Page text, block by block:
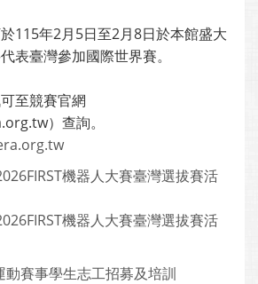
115年2月5日至2月8日於本館盛大
表臺灣參加國際世界賽。
至競賽官網
）查詢。
機器人大賽臺灣選拔賽活
機器人大賽臺灣選拔賽活
動賽事學生志工招募及培訓